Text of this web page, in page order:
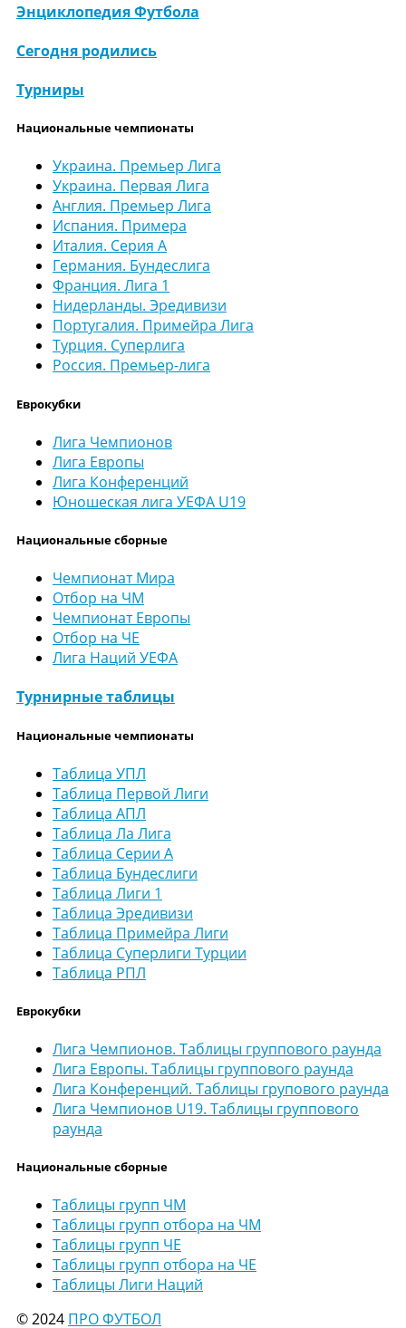
Энциклопедия Футбола
Сегодня родились
Турниры
Национальные чемпионаты
Украина. Премьер Лига
Украина. Первая Лига
Англия. Премьер Лига
Испания. Примера
Италия. Серия А
Германия. Бундеслига
Франция. Лига 1
Нидерланды. Эредивизи
Португалия. Примейра Лига
Турция. Суперлига
Россия. Премьер-лига
Еврокубки
Лига Чемпионов
Лига Европы
Лига Конференций
Юношеская лига УЕФА U19
Национальные сборные
Чемпионат Мира
Отбор на ЧМ
Чемпионат Европы
Отбор на ЧЕ
Лига Наций УЕФА
Турнирные таблицы
Национальные чемпионаты
Таблица УПЛ
Таблица Первой Лиги
Таблица АПЛ
Таблица Ла Лига
Таблица Серии А
Таблица Бундеслиги
Таблица Лиги 1
Таблица Эредивизи
Таблица Примейра Лиги
Таблица Суперлиги Турции
Таблица РПЛ
Еврокубки
Лига Чемпионов. Таблицы группового раунда
Лига Европы. Таблицы группового раунда
Лига Конференций. Таблицы групового раунда
Лига Чемпионов U19. Таблицы группового
раунда
Национальные сборные
Таблицы групп ЧМ
Таблицы групп отбора на ЧМ
Таблицы групп ЧЕ
Таблицы групп отбора на ЧЕ
Таблицы Лиги Наций
© 2024 ПРО ФУТБОЛ